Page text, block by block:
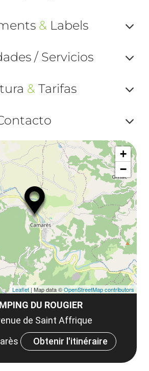
&Labels
ou
/ Servicios
ou
&Tarifas
ou
et
ou
DU ROUGIER
de Saint Affrique
Obtenir l'itinéraire
+
−
Leaflet| Map data ©OpenStreetMap contributors